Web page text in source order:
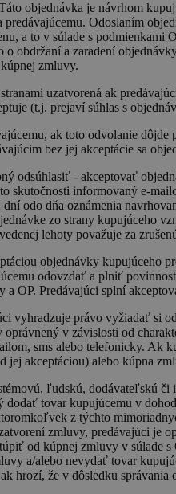
objednávka je návrhom
Odoslaním
a to v súlade s
obdržaní a zaradení
zmluvy.
uzatvorená ak
(t.j. prejaví súhlas s
ak toto odvolanie
bez jej akceptácie sa
odsúhlasiť - akceptovať
informovaný e-
odo dňa oznámenia
zo strany kupujúceho
lehoty považuje za
objednávky
odovzdať a plniť
OP. Predávajúci splní
vyhradzuje právo vyžiadať
v závislosti od
sms alebo telefonicky.
akceptáciou) alebo kúpna
ľudskú, dodávateľskú
tovar kupujúcemu v
z týchto
zmluvy, predávajúci
od kúpnej zmluvy v súlade
a/alebo nevydať tovar
hrozí, že v dôsledku